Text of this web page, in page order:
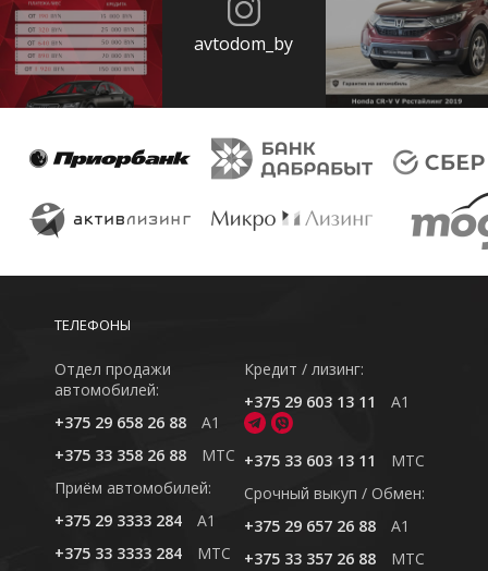
avtodom_by
ТЕЛЕФОНЫ
Отдел продажи
автомобилей:
+375 29 658 26 88
A1
+375 33 358 26 88
MTC
Приём автомобилей:
+375 29 3333 284
A1
+375 33 3333 284
MTC
Кредит / лизинг:
+375 29 603 13 11
A1
+375 33 603 13 11
MTC
Cрочный выкуп / Обмен:
+375 29 657 26 88
A1
+375 33 357 26 88
MTC